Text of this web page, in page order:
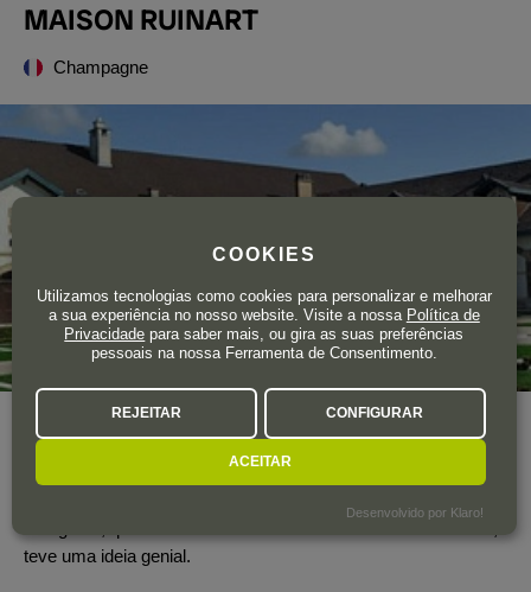
MAISON RUINART
Champagne
Ano de fundação
teve uma ideia genial.
COOKIES
Utilizamos tecnologias como cookies para personalizar e melhorar
a sua experiência no nosso website. Visite a nossa Política de
Privacidade para saber mais, ou gira as suas preferências
pessoais na nossa Ferramenta de Consentimento.
REJEITAR CONFIGURAR
ACEITAR
Desenvolvido por Klaro!